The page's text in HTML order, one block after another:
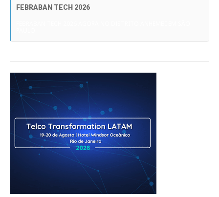
FEBRABAN TECH 2026